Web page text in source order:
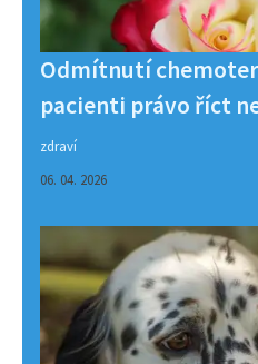
Odmítnutí
pacienti právo říct
zdraví
06. 04. 2026